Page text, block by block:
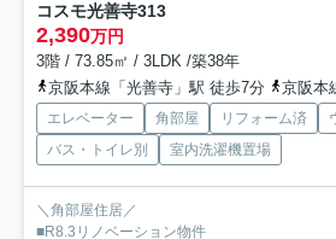
コスモ光善寺313
2,390万円
3階 / 73.85㎡ / 3LDK /築38年
京阪本線「光善寺」駅 徒歩7分
京阪本線
エレベーター 角部屋 リフォーム済
バス・トイレ別
室内洗濯機置場
＼角部屋住居／
■R8.3リノベーション物件